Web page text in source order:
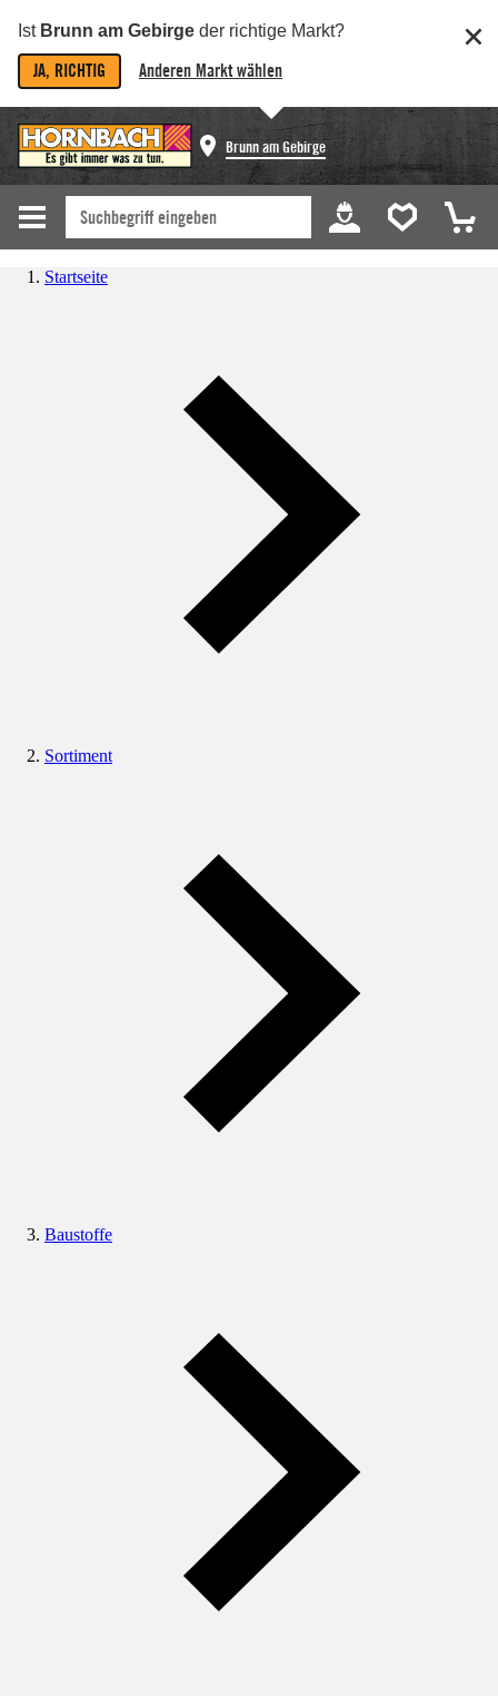
Ist Brunn am Gebirge der richtige Markt?
JA, RICHTIG Anderen Markt wählen
Brunn am Gebirge
Startseite
Sortiment
Baustoffe